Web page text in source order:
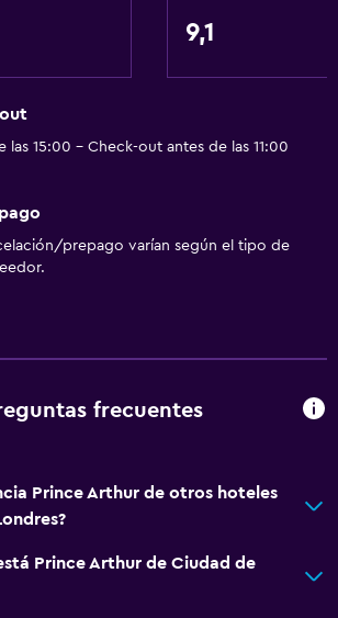
noble
9,1
las 15:00 - Check-out antes de las 11:00
prepago varían según el tipo de
frecuentes
Prince Arthur de otros hoteles
Prince Arthur de Ciudad de